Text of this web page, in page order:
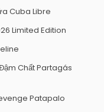
Cuba Libre
Limited Edition
Chất Partagás
Patapalo